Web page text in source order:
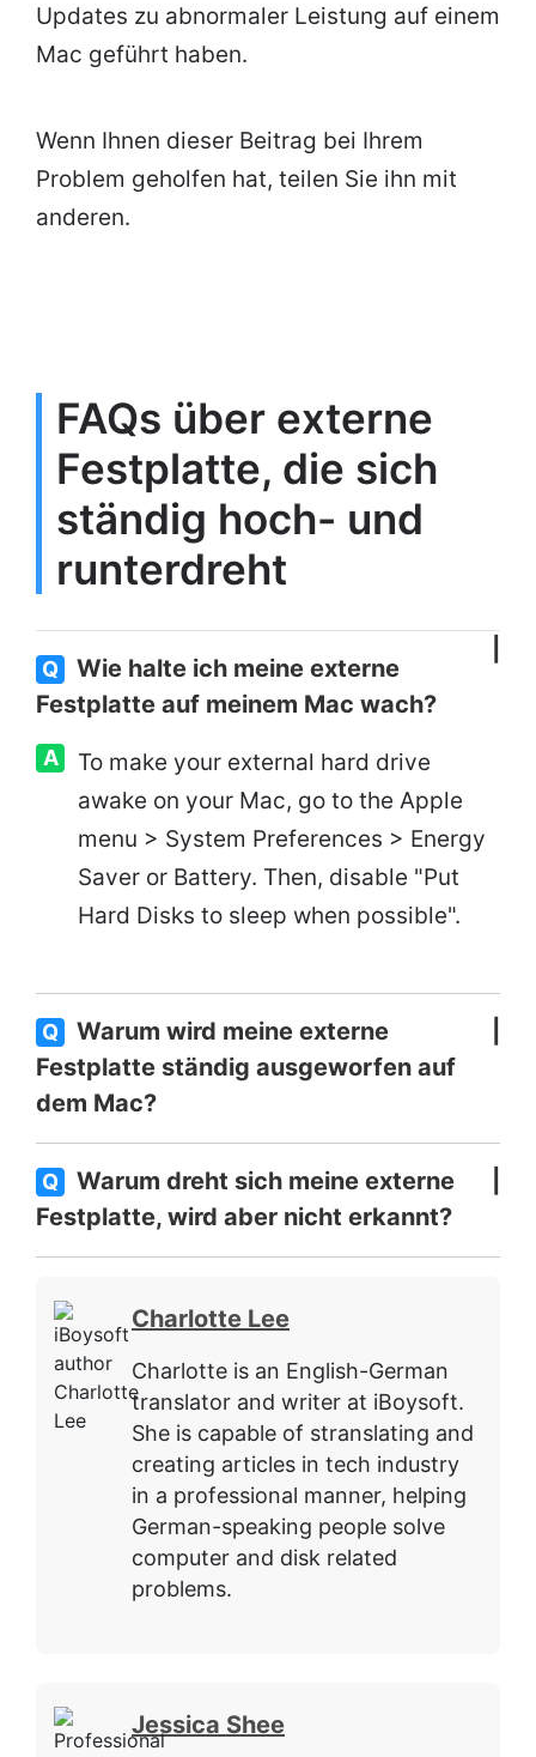
Updates zu abnormaler Leistung auf einem
Mac geführt haben.
Wenn Ihnen dieser Beitrag bei Ihrem
Problem geholfen hat, teilen Sie ihn mit
anderen.
FAQs über externe
Festplatte, die sich
ständig hoch- und
runterdreht
Q
Wie halte ich meine externe
Festplatte auf meinem Mac wach?
A
To make your external hard drive
awake on your Mac, go to the Apple
menu > System Preferences > Energy
Saver or Battery. Then, disable "Put
Hard Disks to sleep when possible".
Q
Warum wird meine externe
Festplatte ständig ausgeworfen auf
dem Mac?
Q
Warum dreht sich meine externe
Festplatte, wird aber nicht erkannt?
Charlotte Lee
Charlotte is an English-German
translator and writer at iBoysoft.
She is capable of stranslating and
creating articles in tech industry
in a professional manner, helping
German-speaking people solve
computer and disk related
problems.
Jessica Shee